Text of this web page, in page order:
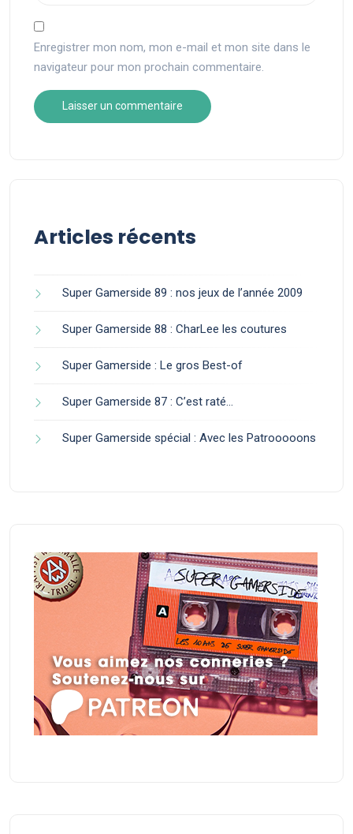
Enregistrer mon nom, mon e-mail et mon site dans le
navigateur pour mon prochain commentaire.
Articles récents
Super Gamerside 89 : nos jeux de l’année 2009
Super Gamerside 88 : CharLee les coutures
Super Gamerside : Le gros Best-of
Super Gamerside 87 : C’est raté…
Super Gamerside spécial : Avec les Patrooooons